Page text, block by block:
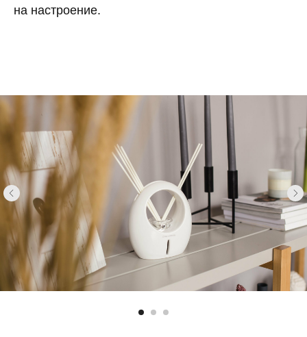
на настроение.